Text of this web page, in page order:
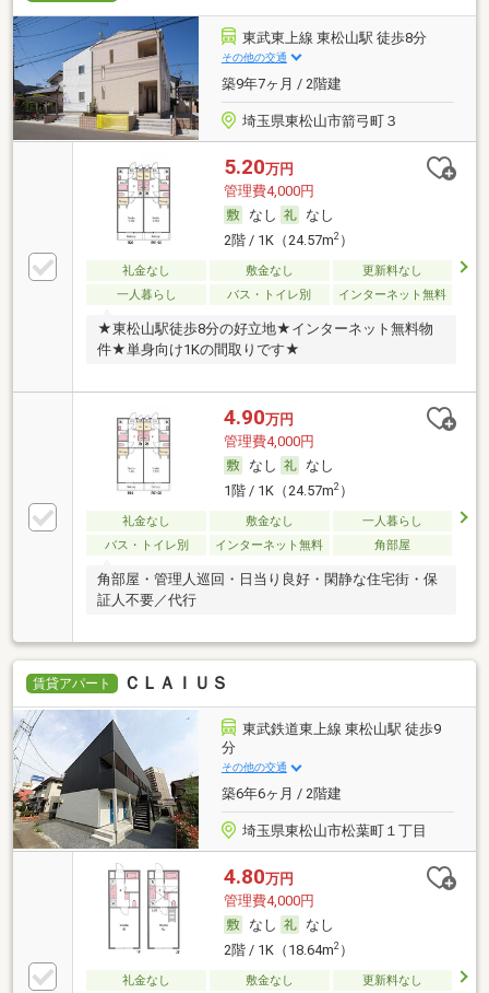
東武東上線 東松山駅 徒歩8分
その他の交通
築9年7ヶ月 / 2階建
埼玉県東松山市箭弓町３
5.20万円
管理費4,000円
なし
なし
2階 / 1K（24.57m2）
礼金なし 敷金なし
更新料なし
一人暮らし
バス・トイレ別 インターネット無料
★東松山駅徒歩8分の好立地★インターネット無料物
件★単身向け1Kの間取りです★
4.90万円
管理費4,000円
なし
なし
1階 / 1K（24.57m2）
礼金なし 敷金なし
一人暮らし
バス・トイレ別
インターネット無料 角部屋
角部屋・管理人巡回・日当り良好・閑静な住宅街・保
証人不要／代行
賃貸アパート ＣＬＡＩＵＳ
東武鉄道東上線 東松山駅 徒歩9
分
その他の交通
築6年6ヶ月 / 2階建
埼玉県東松山市松葉町１丁目
4.80万円
管理費4,000円
なし
なし
2階 / 1K（18.64m2）
礼金なし 敷金なし
更新料なし